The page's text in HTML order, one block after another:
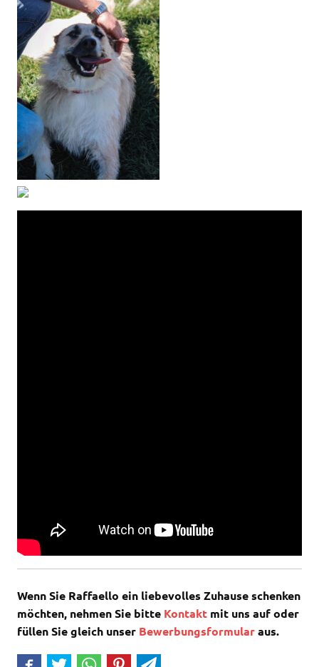
Wenn Sie Raffaello ein liebevolles Zuhause schenken
möchten, nehmen Sie bitte Kontakt mit uns auf oder
füllen Sie gleich unser Bewerbungsformularaus.